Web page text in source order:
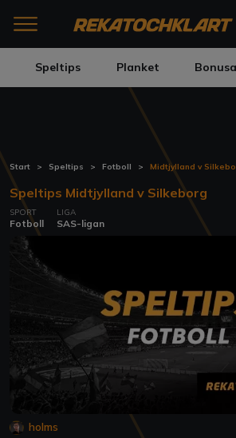
Speltips Planket
Start Speltips Fotboll Midtjylland v
Speltips Midtjylland v Silkeborg
SPORT
Fotboll
LIGA
SAS-ligan
holms